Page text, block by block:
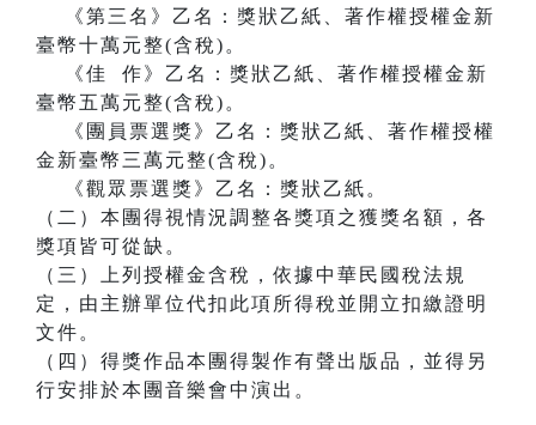
《第三名》乙名：獎狀乙紙、著作權授權金新
臺幣十萬元整(含稅)。
《佳 作》乙名：獎狀乙紙、著作權授權金新
臺幣五萬元整(含稅)。
《團員票選獎》乙名：獎狀乙紙、著作權授權
金新臺幣三萬元整(含稅)。
《觀眾票選獎》乙名：獎狀乙紙。
（二）本團得視情況調整各獎項之獲獎名額，各
獎項皆可從缺。
（三）上列授權金含稅，依據中華民國稅法規
定，由主辦單位代扣此項所得稅並開立扣繳證明
文件。
（四）得獎作品本團得製作有聲出版品，並得另
行安排於本團音樂會中演出。